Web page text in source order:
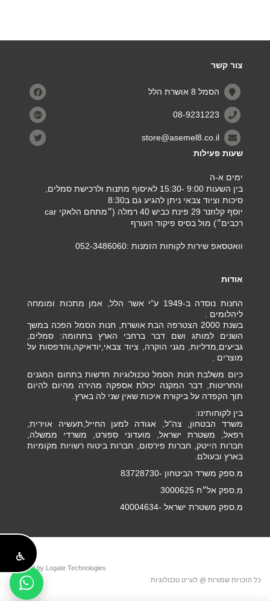
צור קשר
הסמל 8 אושרת הלל
08-9231223
store@asemel8.co.il
שעות פעילות
ימים א-ה
בין השעות 9:00 -15:30 לאיסוף מתנות ולרכישת סמלים,
סיכות וציוד צבאי ניתן להגיע גם ב8:30
יוסף קלוזנר 29 פינת כביש 40 רמלה (״מתחם הלאקי car
רכבים״) מול בסיס פיקוד העורף
וואטסאפ שירות לקוחות הזמנות :052-3486060
אודות
החנות נוסדה ב-1949 ע"י אשר הלל, אמן מתכות ומומחה
ליהלומים .
בשנת 2000 הצטרפה הבת אושרת, חנות הסמל הפכה במשך
השנים למותג ושם דבר ברחבי הארץ בתחומה: סמלים,
גביעים,מדליות, מגני הוקרה, ציוד צבאי,יודאיקה,והדפסות על
מוצרים .
כיום משלבת חנות הסמל טכנולוגיות חדשות בתחום המגנים
והחריטות, דבר המקנה יכולת אספקה מהירה מהיום להיום
תוך הקפדה על ביקורת איכות שאין שני לה בארץ.
בין לקוחותינו:
משרד הבטחון, צה"ל, אגודה למען החייל,תעשיה אוירית,
רפאל, משטרת ישראל, מועדוני ספורט, משרדי ממשלה,
חברות הייטק, חברות פירסום, חברות ביטוח רשויות מקומיות
בארץ ובעולם.
מ.ספק משרד הביטחון -83728730
מ.ספק אל״ח 3000625
מ.ספק משטרת ישראל -40004634
Powered by Logate Technologies
כל הזכויות שמורות @ לוגייט טכנולוגיות